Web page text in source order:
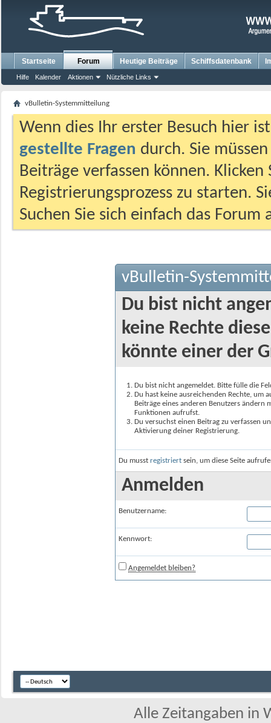
Startseite Forum
Hilfe Kalender Aktionen Nützliche Links
Heutige Beiträge Schiffsdatenbank
vBulletin-Systemmitteilung
Wenn dies Ihr erster Besuch hier
gestellte Fragen durch. Sie
Beiträge verfassen können.
Registrierungsprozess zu starten.
Suchen Sie sich einfach das
vBulletin-
Du bist nicht
keine Rechte
könnte einer der
Du bist nicht angemeldet. Bitte fülle die
Du hast keine ausreichenden Rechte, um
Beiträge eines anderen Benutzers
Funktionen aufrufst.
Du versuchst einen Beitrag zu verfassen
Aktivierung deiner Registrierung.
Du musst registriert sein, um diese Seite
Anmelden
Benutzername:
Kennwort:
Angemeldet bleiben?
Alle Zeitangaben in